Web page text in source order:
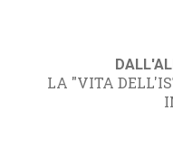
LA "VITA